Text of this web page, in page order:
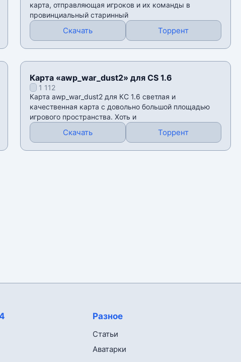
карта, отправляющая игроков и их команды в
провинциальный старинный
Скачать Торрент
Карта «awp_war_dust2» для CS 1.6
1 112
Карта awp_war_dust2 для КС 1.6 светлая и
качественная карта с довольно большой площадью
игрового пространства. Хоть и
Скачать Торрент
Разное
Статьи
Аватарки